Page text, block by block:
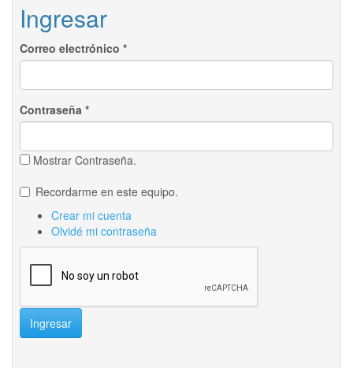
Ingresar
Correo electrónico *
Contraseña *
Mostrar Contraseña.
Recordarme en este equipo.
Crear mi cuenta
Olvidé mi contraseña
Ingresar